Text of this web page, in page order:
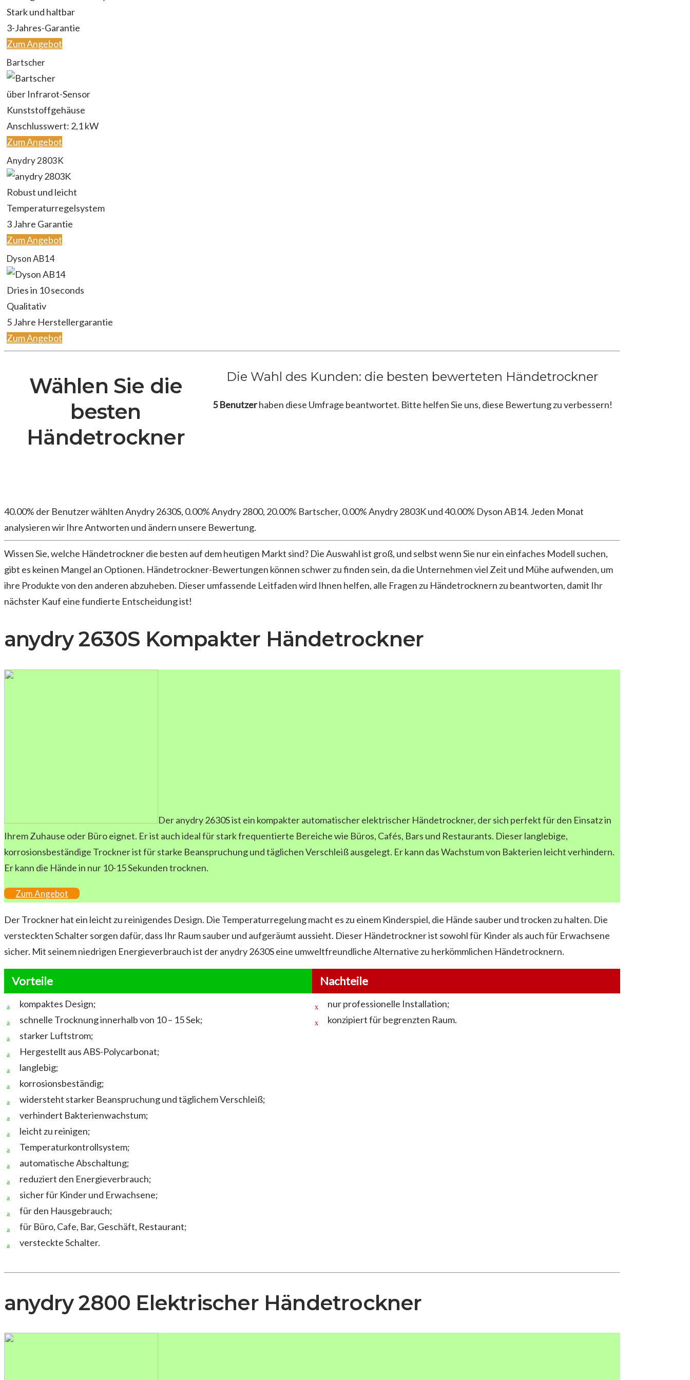
Stark und haltbar
3-Jahres-Garantie
Zum Angebot
Bartscher
über Infrarot-Sensor
Kunststoffgehäuse
Anschlusswert: 2,1 kW
Zum Angebot
Anydry 2803K
Robust und leicht
Temperaturregelsystem
3 Jahre Garantie
Zum Angebot
Dyson AB14
Dries in 10 seconds
Qualitativ
‎5 Jahre Herstellergarantie
Zum Angebot
Wählen Sie die
besten
Händetrockner
Die Wahl des Kunden: die besten bewerteten Händetrockner
5 Benutzerhaben diese Umfrage beantwortet. Bitte helfen Sie uns, diese Bewertung zu verbessern!
40.00% der Benutzer wählten Anydry 2630S, 0.00% Anydry 2800, 20.00% Bartscher, 0.00% Anydry 2803K und 40.00% Dyson AB14. Jeden Monat
analysieren wir Ihre Antworten und ändern unsere Bewertung.
Wissen Sie, welche Händetrockner die besten auf dem heutigen Markt sind? Die Auswahl ist groß, und selbst wenn Sie nur ein einfaches Modell suchen,
gibt es keinen Mangel an Optionen. Händetrockner-Bewertungen können schwer zu finden sein, da die Unternehmen viel Zeit und Mühe aufwenden, um
ihre Produkte von den anderen abzuheben. Dieser umfassende Leitfaden wird Ihnen helfen, alle Fragen zu Händetrocknern zu beantworten, damit Ihr
nächster Kauf eine fundierte Entscheidung ist!
anydry 2630S Kompakter Händetrockner
Der anydry 2630S ist ein kompakter automatischer elektrischer Händetrockner, der sich perfekt für den Einsatz in
Ihrem Zuhause oder Büro eignet. Er ist auch ideal für stark frequentierte Bereiche wie Büros, Cafés, Bars und Restaurants. Dieser langlebige,
korrosionsbeständige Trockner ist für starke Beanspruchung und täglichen Verschleiß ausgelegt. Er kann das Wachstum von Bakterien leicht verhindern.
Er kann die Hände in nur 10-15 Sekunden trocknen.
Zum Angebot
Der Trockner hat ein leicht zu reinigendes Design. Die Temperaturregelung macht es zu einem Kinderspiel, die Hände sauber und trocken zu halten. Die
versteckten Schalter sorgen dafür, dass Ihr Raum sauber und aufgeräumt aussieht. Dieser Händetrockner ist sowohl für Kinder als auch für Erwachsene
sicher. Mit seinem niedrigen Energieverbrauch ist der anydry 2630S eine umweltfreundliche Alternative zu herkömmlichen Händetrocknern.
Vorteile
kompaktes Design;
schnelle Trocknung innerhalb von 10 – 15 Sek;
starker Luftstrom;
Hergestellt aus ABS-Polycarbonat;
langlebig;
korrosionsbeständig;
widersteht starker Beanspruchung und täglichem Verschleiß;
verhindert Bakterienwachstum;
leicht zu reinigen;
Temperaturkontrollsystem;
automatische Abschaltung;
reduziert den Energieverbrauch;
sicher für Kinder und Erwachsene;
für den Hausgebrauch;
für Büro, Cafe, Bar, Geschäft, Restaurant;
versteckte Schalter.
Nachteile
nur professionelle Installation;
konzipiert für begrenzten Raum.
anydry 2800 Elektrischer Händetrockner